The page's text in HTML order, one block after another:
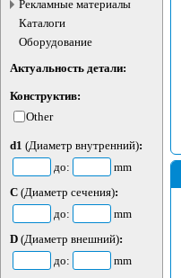
Рекламные материалы
Каталоги
Оборудование
Актуальность детали:
Конструктив:
Other
d1 (Диаметр внутренний):
до:
mm
C (Диаметр сечения):
до:
mm
D (Диаметр внешний):
до:
mm